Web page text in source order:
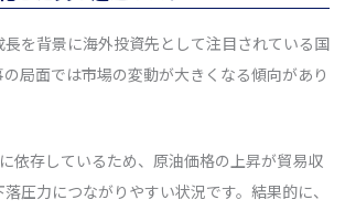
を背景に海外投資先として注目されている国
局面では市場の変動が大きくなる傾向があり
依存しているため、原油価格の上昇が貿易収
圧力につながりやすい状況です。結果的に、